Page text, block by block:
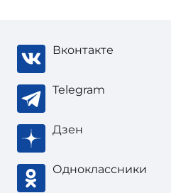
Вконтакте
Telegram
Дзен
Одноклассники